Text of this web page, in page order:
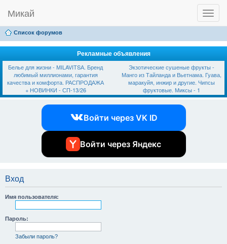
T
o
g
l
n
a
v
i
g
Микай
Ссылки Вход
Список форумов
Рекламные объявления
Белье для жизни - МILAVIТSА. Бренд
любимый миллионами, гарантия
качества и комфорта. РАСПРОДАЖА
+ НОВИНКИ - СП-13/26
Экзотические сушеные фрукты -
Манго из Тайланда и Вьетнама. Гуава,
маракуйя, инжир и другие. Чипсы
фруктовые. Миксы - 1
Войти через VK ID
Войти через Яндекс
Вход
Имя пользователя:
Пароль:
Забыли пароль?